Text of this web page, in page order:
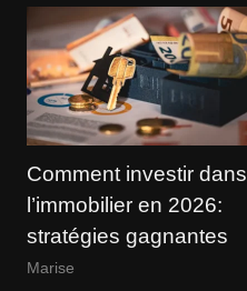
Comment investir dans
l’immobilier en 2026:
stratégies gagnantes
Marise